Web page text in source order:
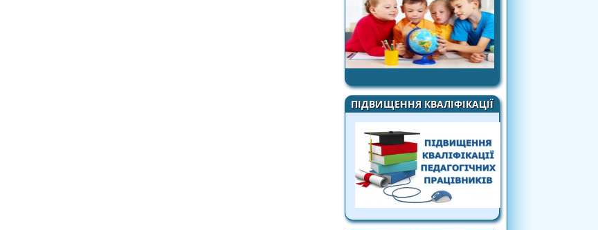
ПІДВИЩЕННЯ КВАЛІФІКАЦІЇ